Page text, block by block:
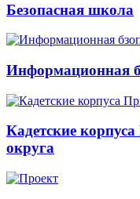
Безопасная школа
Информационная
Кадетские
округа